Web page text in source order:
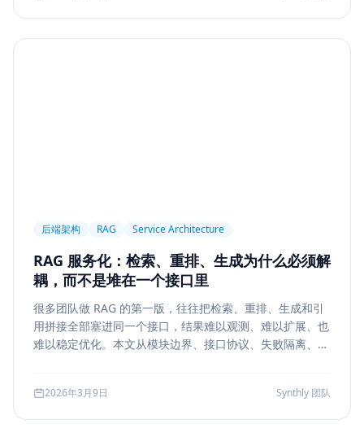
后端架构 RAG Service Architecture
RAG 服务化：检索、重排、生成为什么必须解
耦，而不是堆在一个接口里
很多团队做 RAG 的第一版，往往把检索、重排、生成和引
用拼接全部塞进同一个接口，结果难以观测、难以扩展、也
难以稳定优化。本文从模块边界、接口协议、失败隔离、缓
2026年3月9日 Synthly 团队